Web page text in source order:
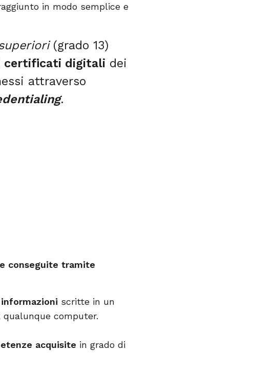
in modo semplice e
(grado 13)
certificati digitali dei
attraverso
.
conseguite tramite
informazioni scritte in un
qualunque computer.
acquisite in grado di